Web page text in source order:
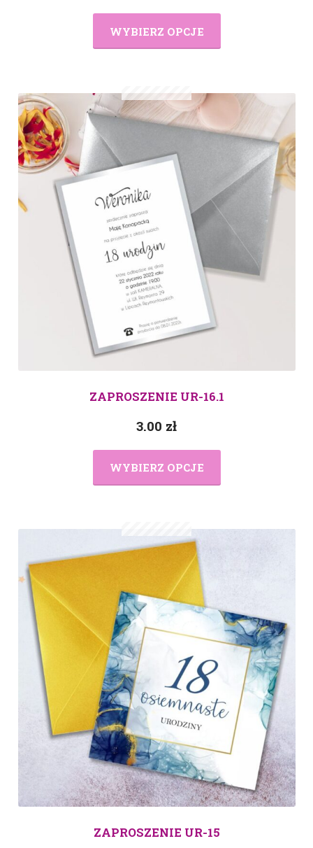
WYBIERZ OPCJE
ZAPROSZENIE UR-16.1
3.00 zł
WYBIERZ OPCJE
ZAPROSZENIE UR-15